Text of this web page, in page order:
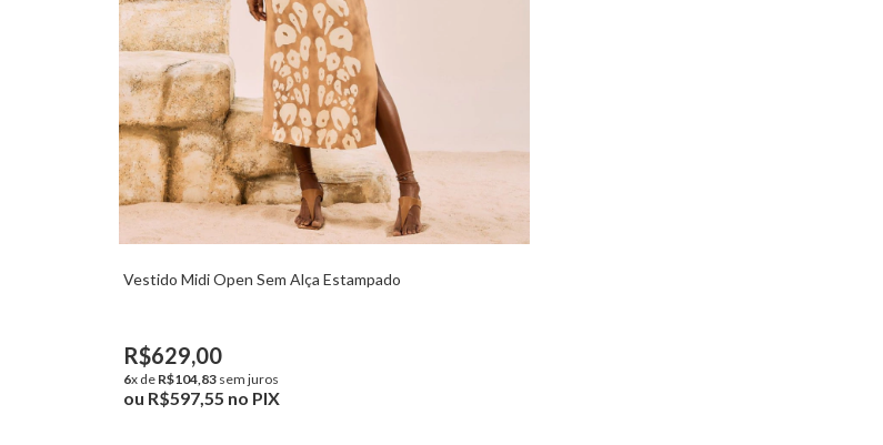
Vestido Midi Open Sem Alça Estampado
R$629,00
6x de R$104,83 sem juros
ou R$597,55 no PIX